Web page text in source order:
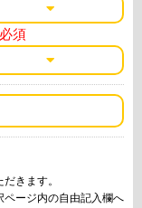
必須
きます。
ページ内の自由記入欄へ